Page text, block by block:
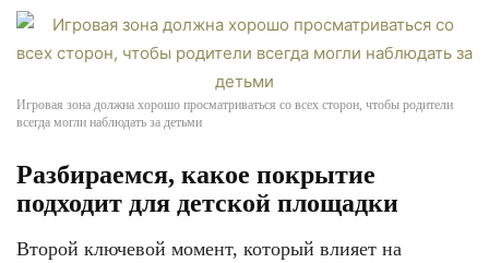
Игровая зона должна хорошо просматриваться со всех сторон, чтобы родители
всегда могли наблюдать за детьми
Разбираемся, какое покрытие
подходит для детской площадки
Второй ключевой момент, который влияет на